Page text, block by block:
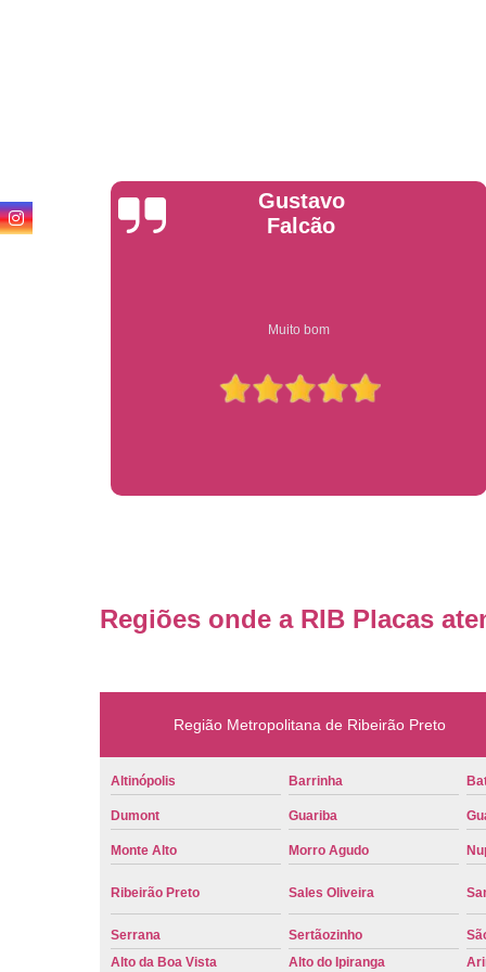
Anderson
Garcia
Compre on-line entrega garantido em todo estado de sp
Regiões onde a RIB Placas
Região Metropolitana de Ribeirão Preto
Altinópolis Barrinha
Dumont Guariba
Monte Alto Morro Agudo
Ribeirão Preto Sales Oliveira
Serrana Sertãozinho
Alto da Boa Vista
Alto do Ipiranga